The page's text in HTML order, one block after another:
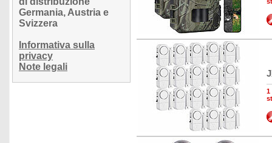
Germania, Austria e
Svizzera
Informativa sulla
privacy
Note legali
1